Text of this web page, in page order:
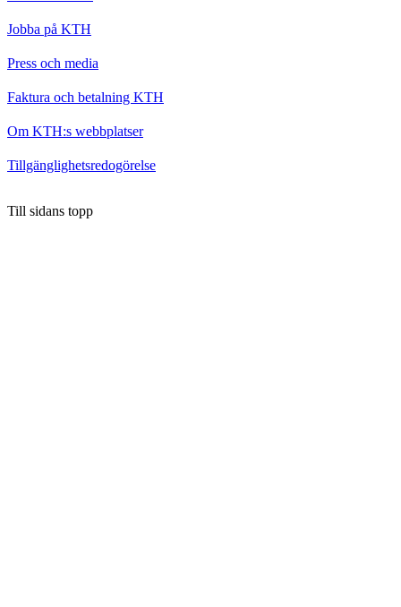
Jobba på KTH
Press och media
Faktura och betalning KTH
Om KTH:s webbplatser
Tillgänglighetsredogörelse
Till sidans topp